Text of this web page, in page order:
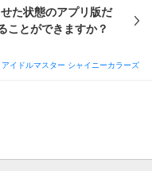
た状態のアプリ版だ
ことができますか？
アイドルマスター シャイニーカラーズ